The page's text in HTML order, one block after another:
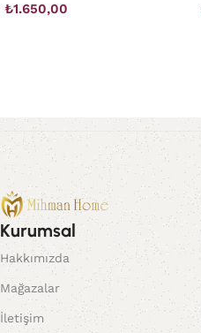
₺1.650,00
Kurumsal
Hakkımızda
Mağazalar
İletişim